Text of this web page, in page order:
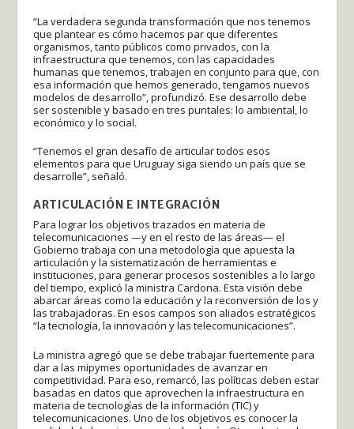
“La verdadera segunda transformación que nos tenemos
que plantear es cómo hacemos par que diferentes
organismos, tanto públicos como privados, con la
infraestructura que tenemos, con las capacidades
humanas que tenemos, trabajen en conjunto para que, con
esa información que hemos generado, tengamos nuevos
modelos de desarrollo”, profundizó. Ese desarrollo debe
ser sostenible y basado en tres puntales: lo ambiental, lo
económico y lo social.
“Tenemos el gran desafío de articular todos esos
elementos para que Uruguay siga siendo un país que se
desarrolle”, señaló.
ARTICULACIÓN E INTEGRACIÓN
Para lograr los objetivos trazados en materia de
telecomunicaciones —y en el resto de las áreas— el
Gobierno trabaja con una metodología que apuesta la
articulación y la sistematización de herramientas e
instituciones, para generar procesos sostenibles a lo largo
del tiempo, explicó la ministra Cardona. Esta visión debe
abarcar áreas como la educación y la reconversión de los y
las trabajadoras. En esos campos son aliados estratégicos
“la tecnología, la innovación y las telecomunicaciones”.
La ministra agregó que se debe trabajar fuertemente para
dar a las mipymes oportunidades de avanzar en
competitividad. Para eso, remarcó, las políticas deben estar
basadas en datos que aprovechen la infraestructura en
materia de tecnologías de la información (TIC) y
telecomunicaciones. Uno de los objetivos es conocer la